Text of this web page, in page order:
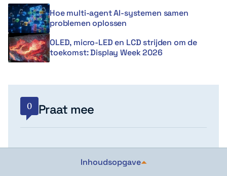
Hoe multi-agent AI-systemen samen
problemen oplossen
OLED, micro-LED en LCD strijden om de
toekomst: Display Week 2026
0 Praat mee
Inhoudsopgave